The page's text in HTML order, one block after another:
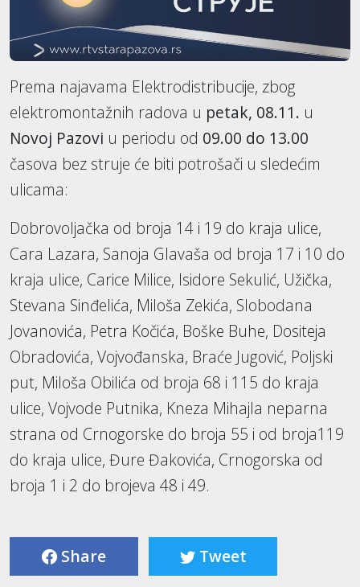
Prema najavama Elektrodistribucije, zbog
elektromontažnih radova u petak, 08.11. u
Novoj Pazovi u periodu od 09.00 do 13.00
časova bez struje će biti potrošači u sledećim
ulicama:
Dobrovoljačka od broja 14 i 19 do kraja ulice,
Cara Lazara, Sanoja Glavaša od broja 17 i 10 do
kraja ulice, Carice Milice, Isidore Sekulić, Užička,
Stevana Sinđelića, Miloša Zekića, Slobodana
Jovanovića, Petra Kočića, Boške Buhe, Dositeja
Obradovića, Vojvođanska, Braće Jugović, Poljski
put, Miloša Obilića od broja 68 i 115 do kraja
ulice, Vojvode Putnika, Kneza Mihajla neparna
strana od Crnogorske do broja 55 i od broja119
do kraja ulice, Đure Đakovića, Crnogorska od
broja 1 i 2 do brojeva 48 i 49.
Share Tweet